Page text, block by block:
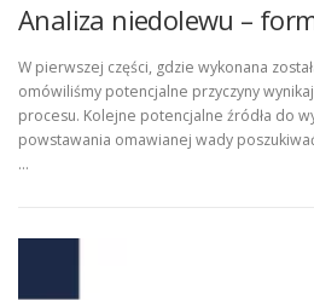
Analiza niedolewu –
W pierwszej części, gdzie wykonana
omówiliśmy potencjalne przyczyny
procesu. Kolejne potencjalne źródła do
powstawania omawianej wady
…